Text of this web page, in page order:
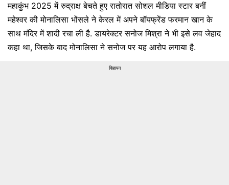
महाकुंभ 2025 में रुद्राक्ष बेचते हुए रातोरात सोशल मीडिया स्टार बनीं
महेश्वर की मोनालिसा भोंसले ने केरल में अपने बॉयफ्रेंड फरमान खान के
साथ मंदिर में शादी रचा ली है. डायरेक्टर सनोज मिश्रा ने भी इसे लव जेहाद
कहा था, जिसके बाद मोनालिसा ने सनोज पर यह आरोप लगाया है.
विज्ञापन